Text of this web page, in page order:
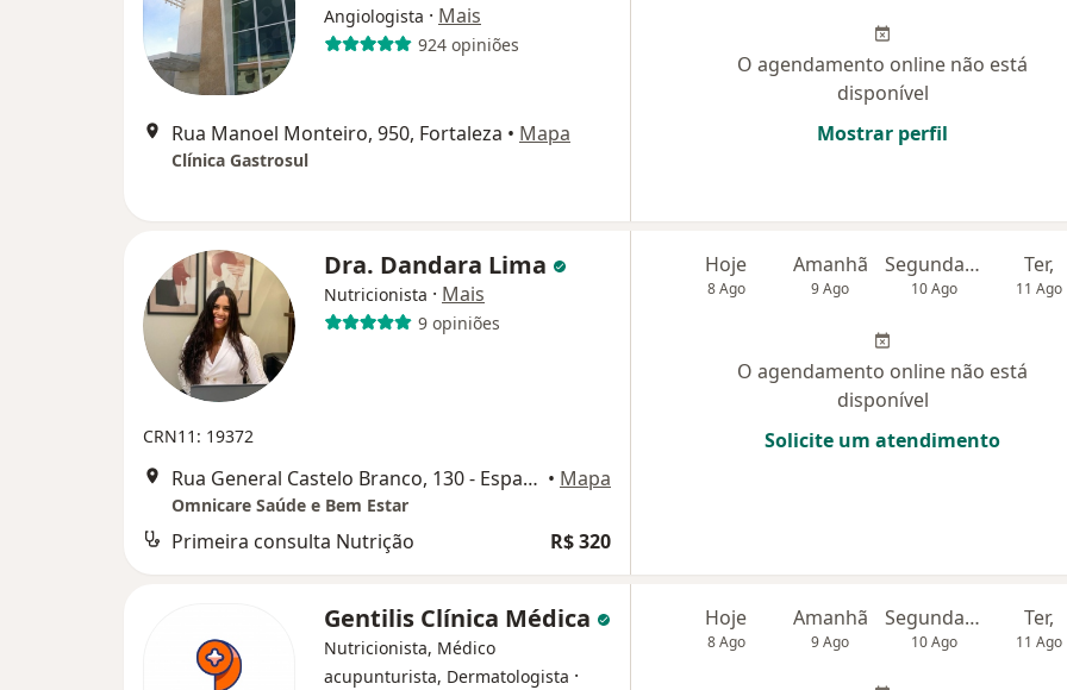
Angiologista · Mais
924 opiniões
Rua Manoel Monteiro, 950, Fortaleza • Mapa
Clínica Gastrosul
O agendamento online não está
disponível
Mostrar perfil
Dra. Dandara Lima
Nutricionista · Mais
9 opiniões
CRN11: 19372
Rua General Castelo Branco, 130 - Espaço Vida, Fortaleza • Mapa
Omnicare Saúde e Bem Estar
Primeira consulta Nutrição R$ 320
Hoje
8 Ago
Amanhã
9 Ago
Segunda-feira
10 Ago
Ter,
11 Ago
O agendamento online não está
disponível
Solicite um atendimento
Gentilis Clínica Médica
Nutricionista, Médico
acupunturista, Dermatologista ·
Hoje
8 Ago
Amanhã
9 Ago
Segunda-feira
10 Ago
Ter,
11 Ago